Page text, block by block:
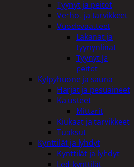
Tyynyt ja peitot
Verhot ja tarvikkeet
Vuodevaatteet
Lakanat ja
tyynynlinat
Tyynyt ja
peitot
Kylpyhuone ja sauna
Harjat ja pesuaineet
Kalusteet
Mittarit
Kiukaat ja tarvikkeet
Tuoksut
Kynttilät ja lyhdyt
Kynttilät ja lyhdyt
Led-kynttilät